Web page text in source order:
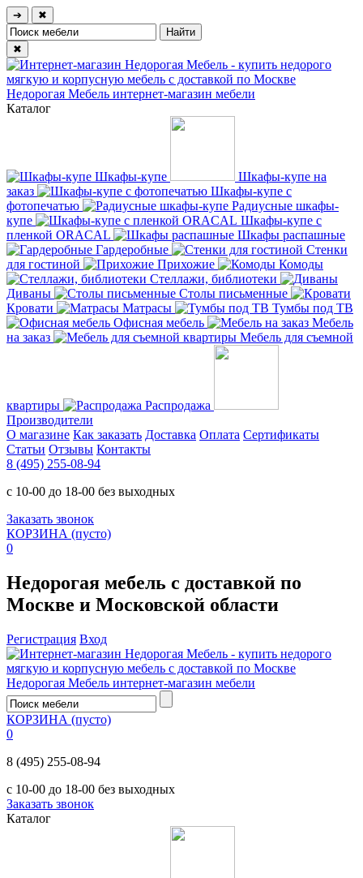
➔ ✖
✖
Недорогая Мебель интернет-магазин мебели
Каталог
Шкафы-купе
Шкафы-купе на
заказ
Шкафы-купе с
фотопечатью
Радиусные шкафы-
купе
Шкафы-купе с
пленкой ORACAL
Шкафы распашные
Гардеробные
Стенки
для гостиной
Прихожие
Комоды
Стеллажи, библиотеки
Диваны
Столы письменные
Кровати
Матрасы
Тумбы под ТВ
Офисная мебель
Мебель
на заказ
Мебель для съемной
квартиры
Распродажа
Производители
О магазине Как заказать Доставка Оплата Сертификаты
Статьи Отзывы Контакты
8 (495) 255-08-94
с 10-00 до 18-00 без выходных
Заказать звонок
КОРЗИНА (пусто)
0
Недорогая мебель с доставкой по
Москве и Московской области
Регистрация Вход
Недорогая Мебель интернет-магазин мебели
КОРЗИНА (пусто)
0
8 (495) 255-08-94
с 10-00 до 18-00 без выходных
Заказать звонок
Каталог